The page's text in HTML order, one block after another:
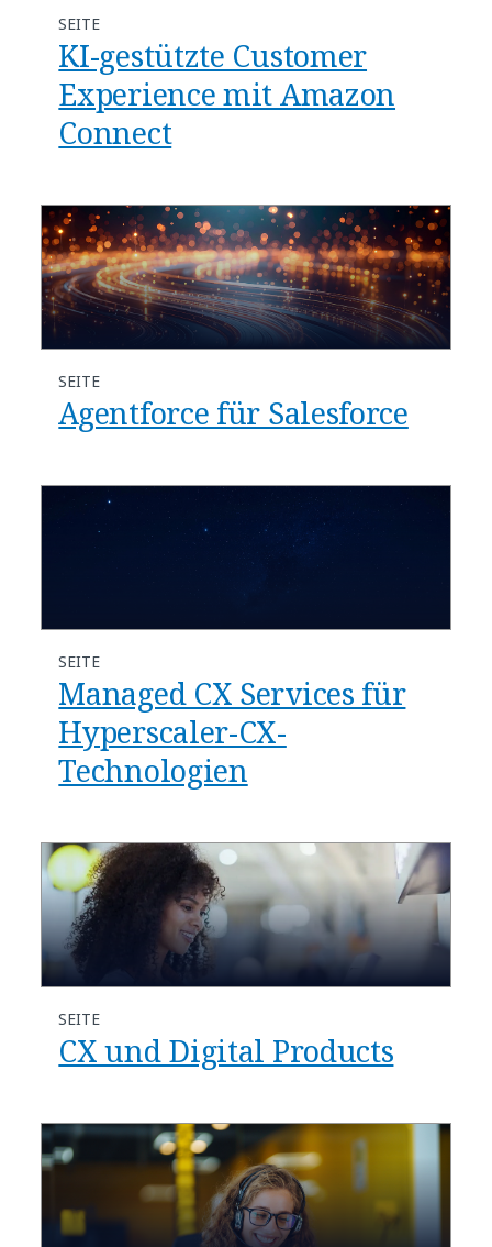
SEITE
KI-gestützte Customer
Experience mit Amazon
Connect
SEITE
Agentforce für Salesforce
SEITE
Managed CX Services für
Hyperscaler-CX-
Technologien
SEITE
CX und Digital Products